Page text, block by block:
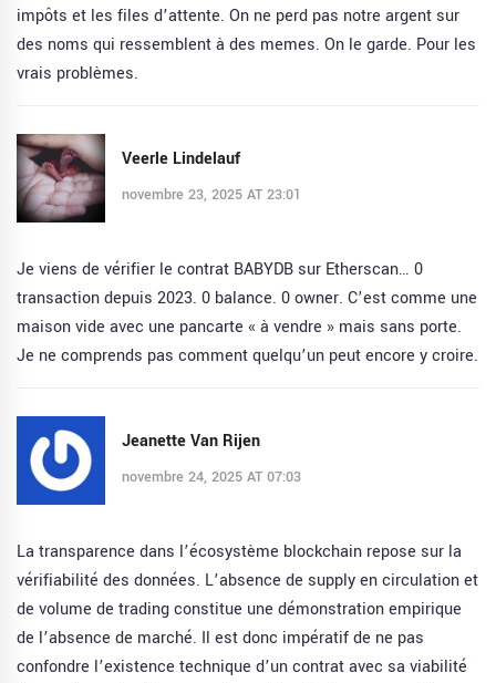
impôts et les files d’attente. On ne perd pas notre argent sur
des noms qui ressemblent à des memes. On le garde. Pour les
vrais problèmes.
Veerle Lindelauf
novembre 23, 2025 AT 23:01
Je viens de vérifier le contrat BABYDB sur Etherscan… 0
transaction depuis 2023. 0 balance. 0 owner. C’est comme une
maison vide avec une pancarte « à vendre » mais sans porte.
Je ne comprends pas comment quelqu’un peut encore y croire.
Jeanette Van Rijen
novembre 24, 2025 AT 07:03
La transparence dans l’écosystème blockchain repose sur la
vérifiabilité des données. L’absence de supply en circulation et
de volume de trading constitue une démonstration empirique
de l’absence de marché. Il est donc impératif de ne pas
confondre l’existence technique d’un contrat avec sa viabilité